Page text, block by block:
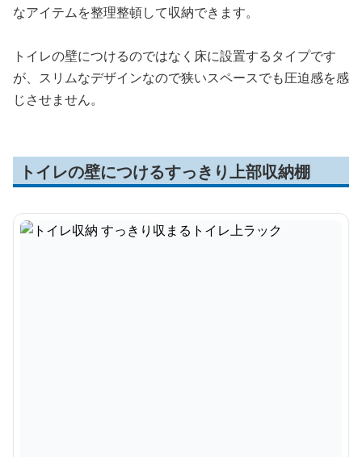
なアイテムを整理整頓して収納できます。
トイレの壁につけるのではなく床に設置するタイプです
が、スリムなデザインなので狭いスペースでも圧迫感を感
じさせません。
トイレの壁につけるすっきり上部収納棚